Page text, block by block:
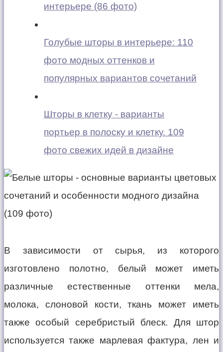
интерьере (86 фото)
Голубые шторы в интерьере: 110
фото модных оттенков и
популярных вариантов сочетаний
Шторы в клетку - варианты
портьер в полоску и клетку. 109
фото свежих идей в дизайне
В зависимости от сырья, из которого
изготовлено полотно, белый может иметь
различные естественные оттенки мела,
молока, слоновой кости, ткань может иметь
также особый серебристый блеск. Для штор
используется также марлевая фактура, лен и